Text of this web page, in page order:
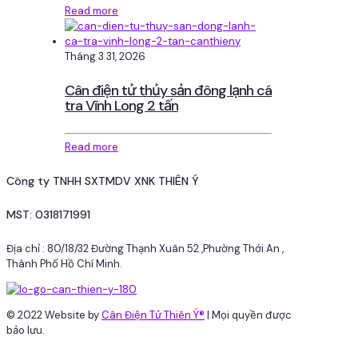
Read more
Tháng 3 31, 2026
Cân điện tử thủy sản đông lạnh cá
tra Vĩnh Long 2 tấn
Read more
Công ty TNHH SXTMDV XNK THIÊN Ý
MST: 0318171991
Địa chỉ : 80/18/32 Đường Thạnh Xuân 52 ,Phường Thới An ,
Thành Phố Hồ Chí Minh.
© 2022 Website byCân Điện Tử Thiên Ý® | Mọi quyền được
bảo lưu.